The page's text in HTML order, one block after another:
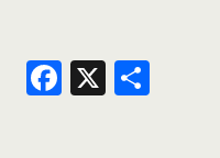
F X